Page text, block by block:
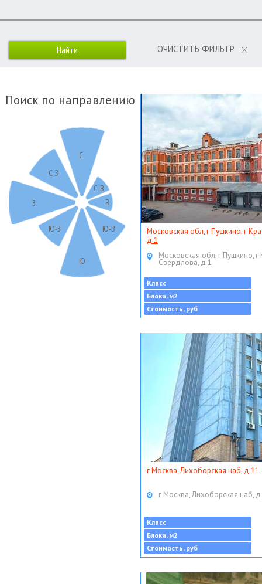
ОЧИСТИТЬ ФИЛЬТР
Поиск по направлению
С
С-В
В
Ю-В
Ю
Ю-З
З
С-З
Московская обл, г Пушкино, г
д 1
Московская обл, г Пушкино, г
Свердлова, д 1
Класс
Блоки, м2
Стоимость, руб
г Москва, Лихоборская наб, д 11
г Москва, Лихоборская наб,
Класс
Блоки, м2
Стоимость, руб